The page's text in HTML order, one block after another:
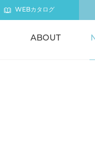
ABOUT
WEBカタログ